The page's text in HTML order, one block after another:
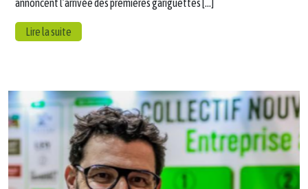
annoncent l’arrivée des premières gariguettes […]
Lire la suite